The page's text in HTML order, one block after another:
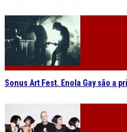
Sonus Art Fest. Enola Gay são a